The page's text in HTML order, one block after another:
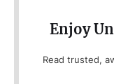
Enjoy
Read trusted,